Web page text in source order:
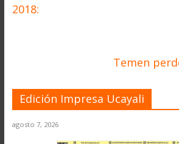
2018:
Temen
Edición Impresa Ucayali
agosto 7, 2026